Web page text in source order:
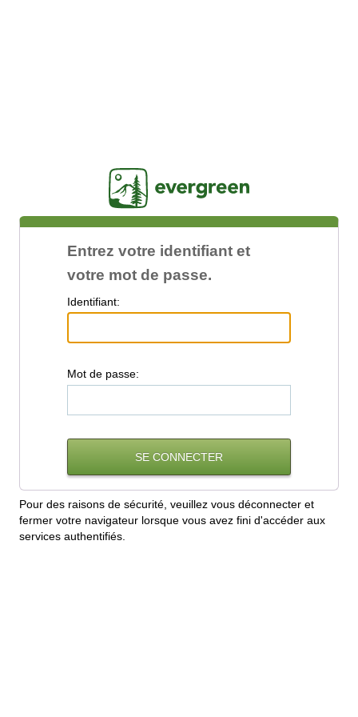
Entrez votre identifiant et
votre mot de passe.
Identifiant:
Mot de passe:
Pour des raisons de sécurité, veuillez vous déconnecter et
fermer votre navigateur lorsque vous avez fini d'accéder aux
services authentifiés.